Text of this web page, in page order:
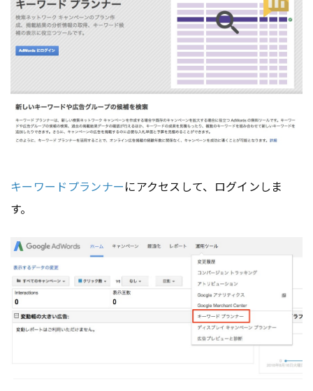
キーワードプランナーにアクセスして、ログインしま
す。